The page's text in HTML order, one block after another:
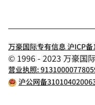
万豪国际专有信息 沪ICP
© 1996 - 2023 万豪国
营业执照:
沪公网备